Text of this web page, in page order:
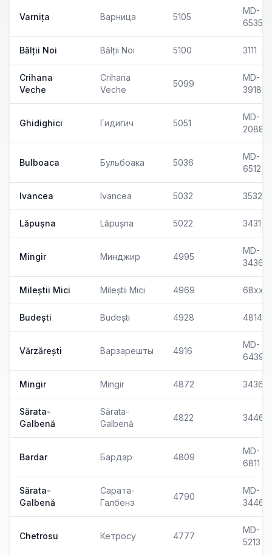
Varnița Варница 5105
MD-
6535
Bălții Noi Bălții Noi 5100 3111
Crihana
Veche
Crihana
Veche
5099
MD-
3918
Ghidighici Гидигич 5051
MD-
2088
Bulboaca Бульбоака 5036
MD-
6512
Ivancea Ivancea 5032 3532
Lăpușna Lăpușna 5022 3431
Mingir Минджир 4995
MD-
3436
Mileștii Mici Mileștii Mici 4969 68xx
Budești Budești 4928 4814
Vărzărești Варзарешты 4916
MD-
6439
Mingir Mingir 4872 3436
Sărata-
Galbenă
Sărata-
Galbenă
4822 3446
Bardar Бардар 4809
MD-
6811
Sărata-
Galbenă
Сарата-
Галбенэ
4790
MD-
3446
Chetrosu Кетросу 4777
MD-
5213